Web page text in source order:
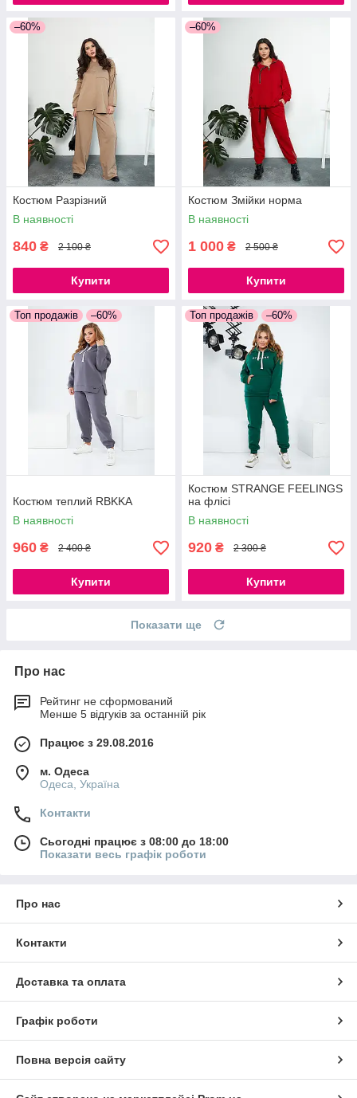
–60%
Костюм Разрізний
В наявності
840 ₴ 2 100 ₴
Купити
–60%
Костюм Змійки норма
В наявності
1 000 ₴ 2 500 ₴
Купити
Топ продажів –60%
Костюм теплий RBKKA
В наявності
960 ₴ 2 400 ₴
Купити
Топ продажів –60%
Костюм STRANGE FEELINGS
на флісі
В наявності
920 ₴ 2 300 ₴
Купити
Показати ще
Про нас
Рейтинг не сформований
Менше 5 відгуків за останній рік
Працює з 29.08.2016
м. Одеса
Одеса, Україна
Контакти
Сьогодні працює з 08:00 до 18:00
Показати весь графік роботи
Про нас
Контакти
Доставка та оплата
Графік роботи
Повна версія сайту